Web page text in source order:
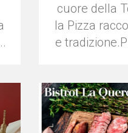
cuore della
la Pizza
e